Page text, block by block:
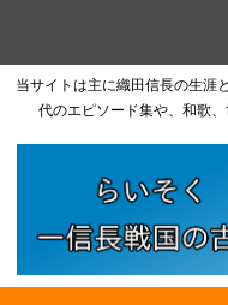
当サイトは主に織田信長の生涯
代のエピソード集や、和歌